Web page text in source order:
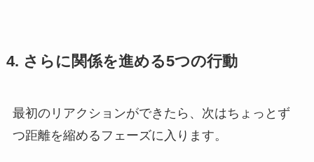
4. さらに関係を進める5つの行動
最初のリアクションができたら、次はちょっとず
つ距離を縮めるフェーズに入ります。